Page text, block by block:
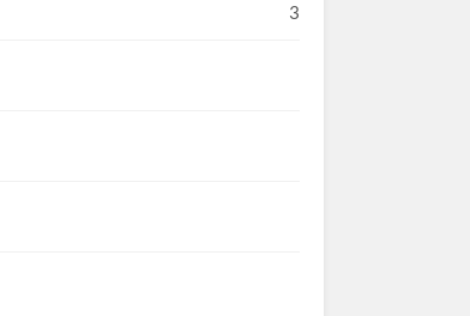
3